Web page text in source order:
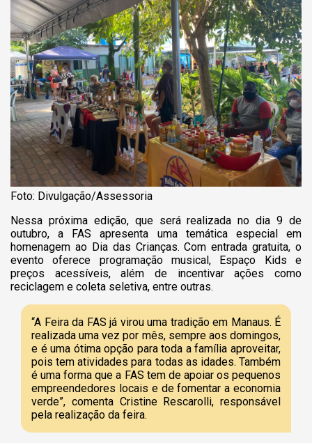
Foto: Divulgação/Assessoria
Nessa próxima edição, que será realizada no dia 9 de
outubro, a FAS apresenta uma temática especial em
homenagem ao Dia das Crianças. Com entrada gratuita, o
evento oferece programação musical, Espaço Kids e
preços acessíveis, além de incentivar ações como
reciclagem e coleta seletiva, entre outras.
“A Feira da FAS já virou uma tradição em Manaus. É
realizada uma vez por mês, sempre aos domingos,
e é uma ótima opção para toda a família aproveitar,
pois tem atividades para todas as idades. Também
é uma forma que a FAS tem de apoiar os pequenos
empreendedores locais e de fomentar a economia
verde”, comenta Cristine Rescarolli, responsável
pela realização da feira.